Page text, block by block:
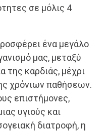
σε μόλις 4
ένα μεγάλο
μας, μεταξύ
της καρδιάς, μέχρι
χρόνιων παθήσεων.
επιστήμονες,
υγιούς και
διατροφή, η